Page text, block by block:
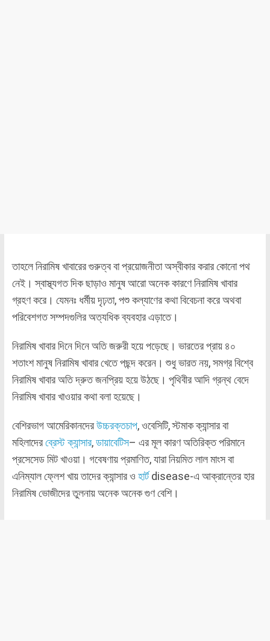
তাহলে নিরামিষ খাবারের গুরুত্ব বা প্রয়োজনীতা অস্বীকার করার কোনো পথ
নেই। স্বাস্থ্যগত দিক ছাড়াও মানুষ আরো অনেক কারণে নিরামিষ খাবার
গ্রহণ করে। যেমনঃ ধর্মীয় দৃঢ়তা, পশু কল্যাণের কথা বিবেচনা করে অথবা
পরিবেশগত সম্পদগুলির অত্যধিক ব্যবহার এড়াতে।
নিরামিষ খাবার দিনে দিনে অতি জরুরী হয়ে পড়েছে। ভারতের প্রায় ৪০
শতাংশ মানুষ নিরামিষ খাবার খেতে পছন্দ করেন। শুধু ভারত নয়, সমগ্র বিশ্বে
নিরামিষ খাবার অতি দ্রুত জনপ্রিয় হয়ে উঠছে। পৃথিবীর আদি গ্রন্থ বেদে
নিরামিষ খাবার খাওয়ার কথা বলা হয়েছে।
বেশিরভাগ আমেরিকানদেরউচ্চরক্তচাপ, ওবেসিটি, স্টমাক ক্যান্সার বা
মহিলাদেরব্রেস্ট ক্যান্সার,ডায়াবেটিস– এর মূল কারণ অতিরিক্ত পরিমানে
প্রসেসেড মিট খাওয়া। গবেষণায় প্রমাণিত, যারা নিয়মিত লাল মাংস বা
এনিম্যাল ফ্লেশ খায় তাদের ক্যান্সার ও হার্টdisease-এ আক্রান্তের হার
নিরামিষ ভোজীদের তুলনায় অনেক অনেক গুণ বেশি।